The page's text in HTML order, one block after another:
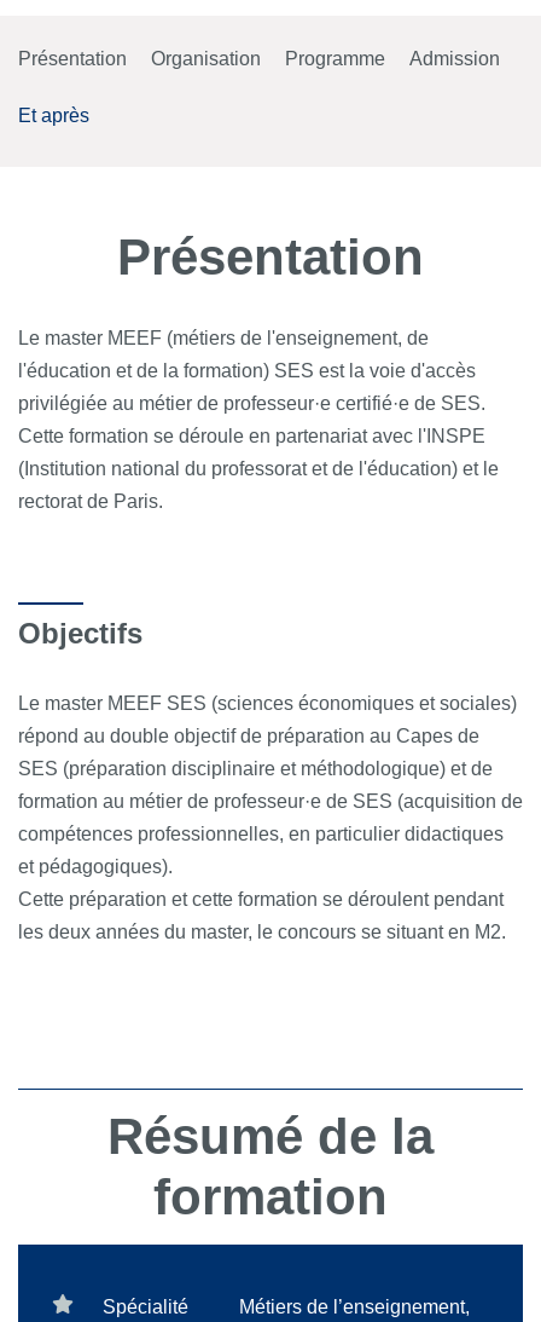
Présentation Organisation Programme Admission
Et après
Présentation
Le master MEEF (métiers de l'enseignement, de
l'éducation et de la formation) SES est la voie d'accès
privilégiée au métier de professeur·e certifié·e de SES.
Cette formation se déroule en partenariat avec l'INSPE
(Institution national du professorat et de l'éducation) et le
rectorat de Paris.
Objectifs
Le master MEEF SES (sciences économiques et sociales)
répond au double objectif de préparation au Capes de
SES (préparation disciplinaire et méthodologique) et de
formation au métier de professeur·e de SES (acquisition de
compétences professionnelles, en particulier didactiques
et pédagogiques).
Cette préparation et cette formation se déroulent pendant
les deux années du master, le concours se situant en M2.
Résumé de la
formation
Spécialité
Métiers de l’enseignement,